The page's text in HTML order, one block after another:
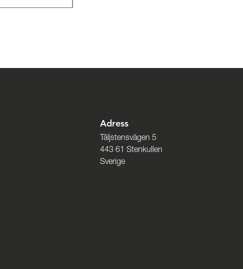
Adress
Täljstensvägen 5
443 61 Stenkullen
Sverige